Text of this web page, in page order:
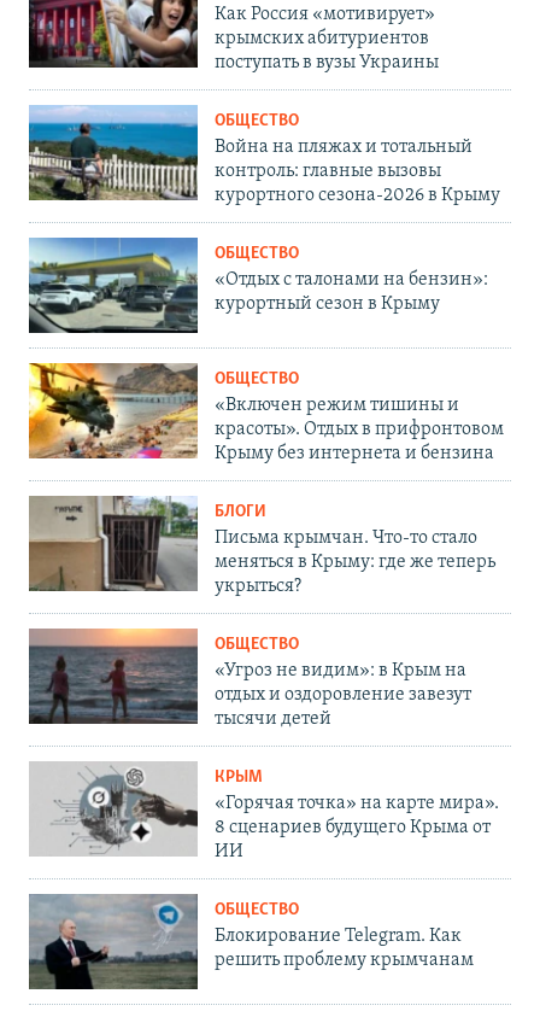
Как Россия «мотивирует»
крымских абитуриентов
поступать в вузы Украины
ОБЩЕСТВО
Война на пляжах и тотальный
контроль: главные вызовы
курортного сезона-2026 в Крыму
ОБЩЕСТВО
«Отдых с талонами на бензин»:
курортный сезон в Крыму
ОБЩЕСТВО
«Включен режим тишины и
красоты». Отдых в прифронтовом
Крыму без интернета и бензина
БЛОГИ
Письма крымчан. Что-то стало
меняться в Крыму: где же теперь
укрыться?
ОБЩЕСТВО
«Угроз не видим»: в Крым на
отдых и оздоровление завезут
тысячи детей
КРЫМ
«Горячая точка» на карте мира».
8 сценариев будущего Крыма от
ИИ
ОБЩЕСТВО
Блокирование Telegram. Как
решить проблему крымчанам